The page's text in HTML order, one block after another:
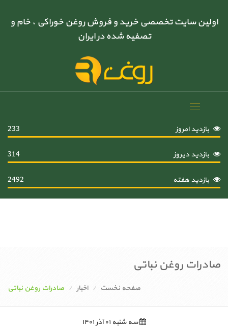
اولین سایت تخصصی خرید و فروش روغن خوراکی ، خام و
تصفیه شده در ایران
Toggle
بازدید امروز
233
بازدید دیروز 314
بازدید هفته 2492
صادرات روغن نباتی
صفحه نخست اخبار صادرات روغن نباتی
سه شنبه ۰۱ آذر ۱۴۰۱